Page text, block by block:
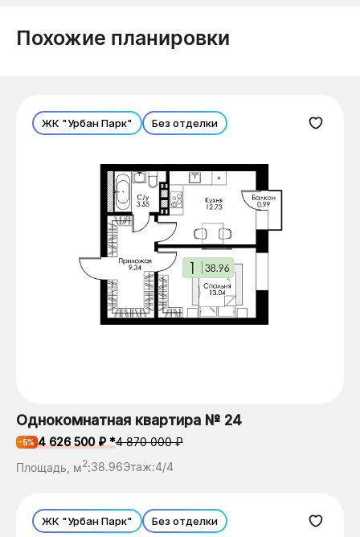
Похожие планировки
ЖК "Урбан Парк" Без отделки
Однокомнатная квартира № 24
-5% 4 626 500 ₽ *4 870 000 ₽
Площадь, м2:38.96Этаж:4/4
ЖК "Урбан Парк" Без отделки